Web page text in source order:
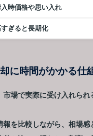
時価格や思い入れ
ぎると長期化
に時間がかかる仕
市場で実際に受け入れら
を比較しながら、相場感